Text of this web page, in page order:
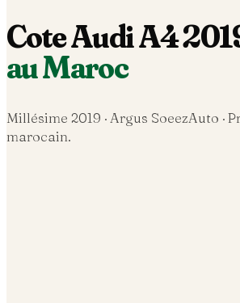
CoteAudiA4
au Maroc
Millésime 2019 · Argus SoeezAuto ·
marocain.